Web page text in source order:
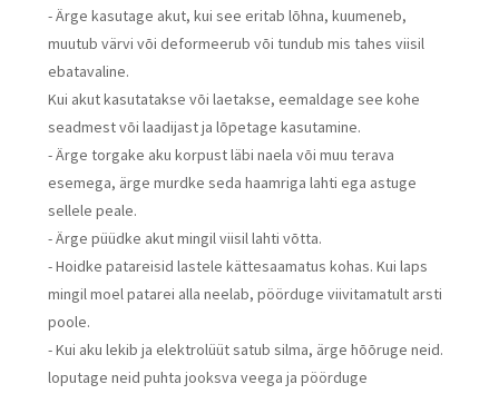
- Ärge kasutage akut, kui see eritab lõhna, kuumeneb,
muutub värvi või deformeerub või tundub mis tahes viisil
ebatavaline.
Kui akut kasutatakse või laetakse, eemaldage see kohe
seadmest või laadijast ja lõpetage kasutamine.
- Ärge torgake aku korpust läbi naela või muu terava
esemega, ärge murdke seda haamriga lahti ega astuge
sellele peale.
- Ärge püüdke akut mingil viisil lahti võtta.
- Hoidke patareisid lastele kättesaamatus kohas. Kui laps
mingil moel patarei alla neelab, pöörduge viivitamatult arsti
poole.
- Kui aku lekib ja elektrolüüt satub silma, ärge hõõruge neid.
loputage neid puhta jooksva veega ja pöörduge